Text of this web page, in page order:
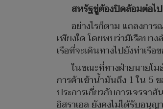
สหรัฐขู่ต้องปิดล้อมต่อไป
อย่างไรก็ตาม แถลงการ
เพียงใด โดยพบว่ามีเรือบา
เรือที่จะเดินทางไปยังท่าเรื
ในขณะที่ทางฝ่ายนายโม
การค้าเข้าน้ำมันถึง 1 ใน 5
ประการเกี่ยวกับการเจรจา
อิสราเอล ยังคงไม่ได้รับอนุ